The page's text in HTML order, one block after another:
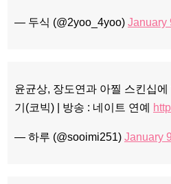
— 두식 (@2yoo_4yoo) January
윤균상, 장도연과 아찔 스킨십
기(코빅) | 방송 : 네이트 연예
— 하루 (@sooimi251) January